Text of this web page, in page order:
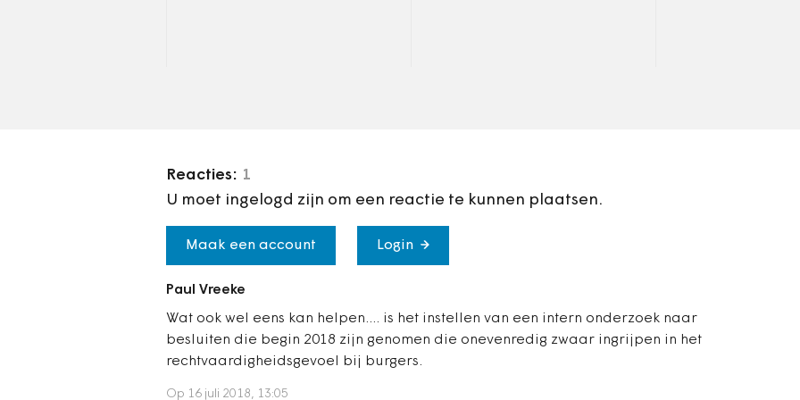
Reacties: 1
U moet ingelogd zijn om een reactie te kunnen plaatsen.
Maak een account Login
Paul Vreeke
Wat ook wel eens kan helpen.... is het instellen van een intern onderzoek naar
besluiten die begin 2018 zijn genomen die onevenredig zwaar ingrijpen in het
rechtvaardigheidsgevoel bij burgers.
Op 16 juli 2018, 13:05